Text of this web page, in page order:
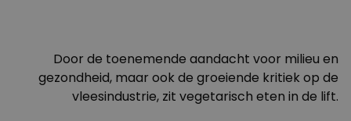
Door de toenemende aandacht voor milieu en
gezondheid, maar ook de groeiende kritiek op de
vleesindustrie, zit vegetarisch eten in de lift.